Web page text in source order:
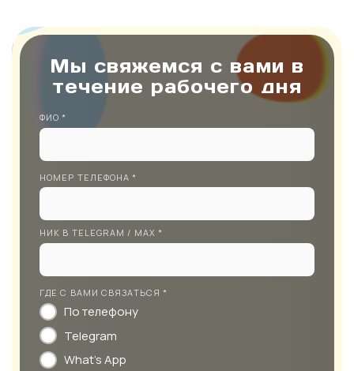
Мы свяжемся с вами в
течение рабочего дня
ФИО *
НОМЕР ТЕЛЕФОНА *
НИК В TELEGRAM / MAX *
ГДЕ С ВАМИ СВЯЗАТЬСЯ *
По телефону
Telegram
What's App